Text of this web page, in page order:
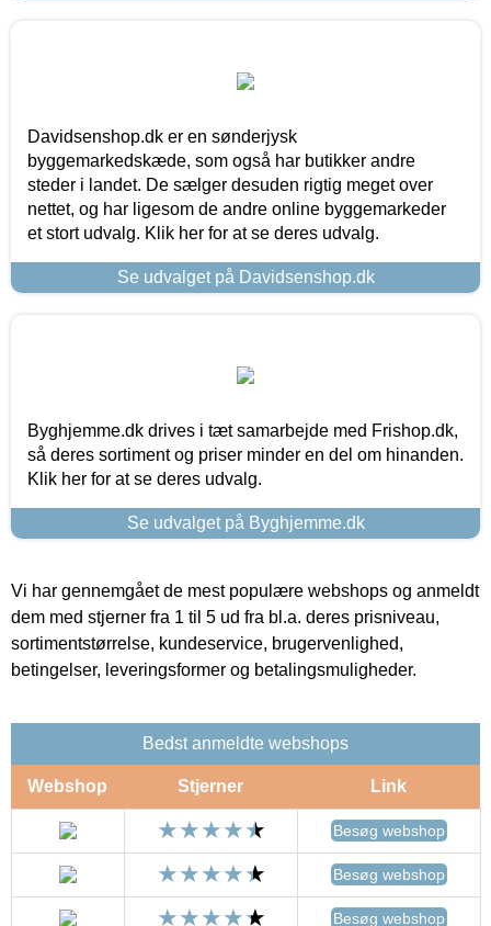
Davidsenshop.dk er en sønderjysk
byggemarkedskæde, som også har butikker andre
steder i landet. De sælger desuden rigtig meget over
nettet, og har ligesom de andre online byggemarkeder
et stort udvalg. Klik her for at se deres udvalg.
Se udvalget på Davidsenshop.dk
Byghjemme.dk drives i tæt samarbejde med Frishop.dk,
så deres sortiment og priser minder en del om hinanden.
Klik her for at se deres udvalg.
Se udvalget på Byghjemme.dk
Vi har gennemgået de mest populære webshops og anmeldt
dem med stjerner fra 1 til 5 ud fra bl.a. deres prisniveau,
sortimentstørrelse, kundeservice, brugervenlighed,
betingelser, leveringsformer og betalingsmuligheder.
Bedst anmeldte webshops
Webshop Stjerner Link
Besøg webshop
Besøg webshop
Besøg webshop